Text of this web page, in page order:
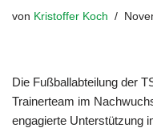
von Kristoffer Koch
Die Fußballabteilung der
Trainerteam im
engagierte Unterstützung